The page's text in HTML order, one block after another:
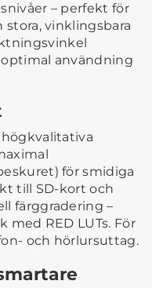
– perfekt för
vinklingsbara
användning
för smidiga
till SD-kort och
färggradering –
RED LUTs. För
och hörlursuttag.